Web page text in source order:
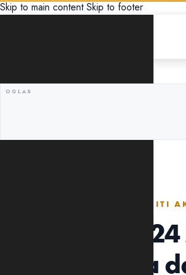
Skip to main content Skip to footer
ZBOG STRAHA DA ĆE IZGUBITI
Studenti već
Država mora